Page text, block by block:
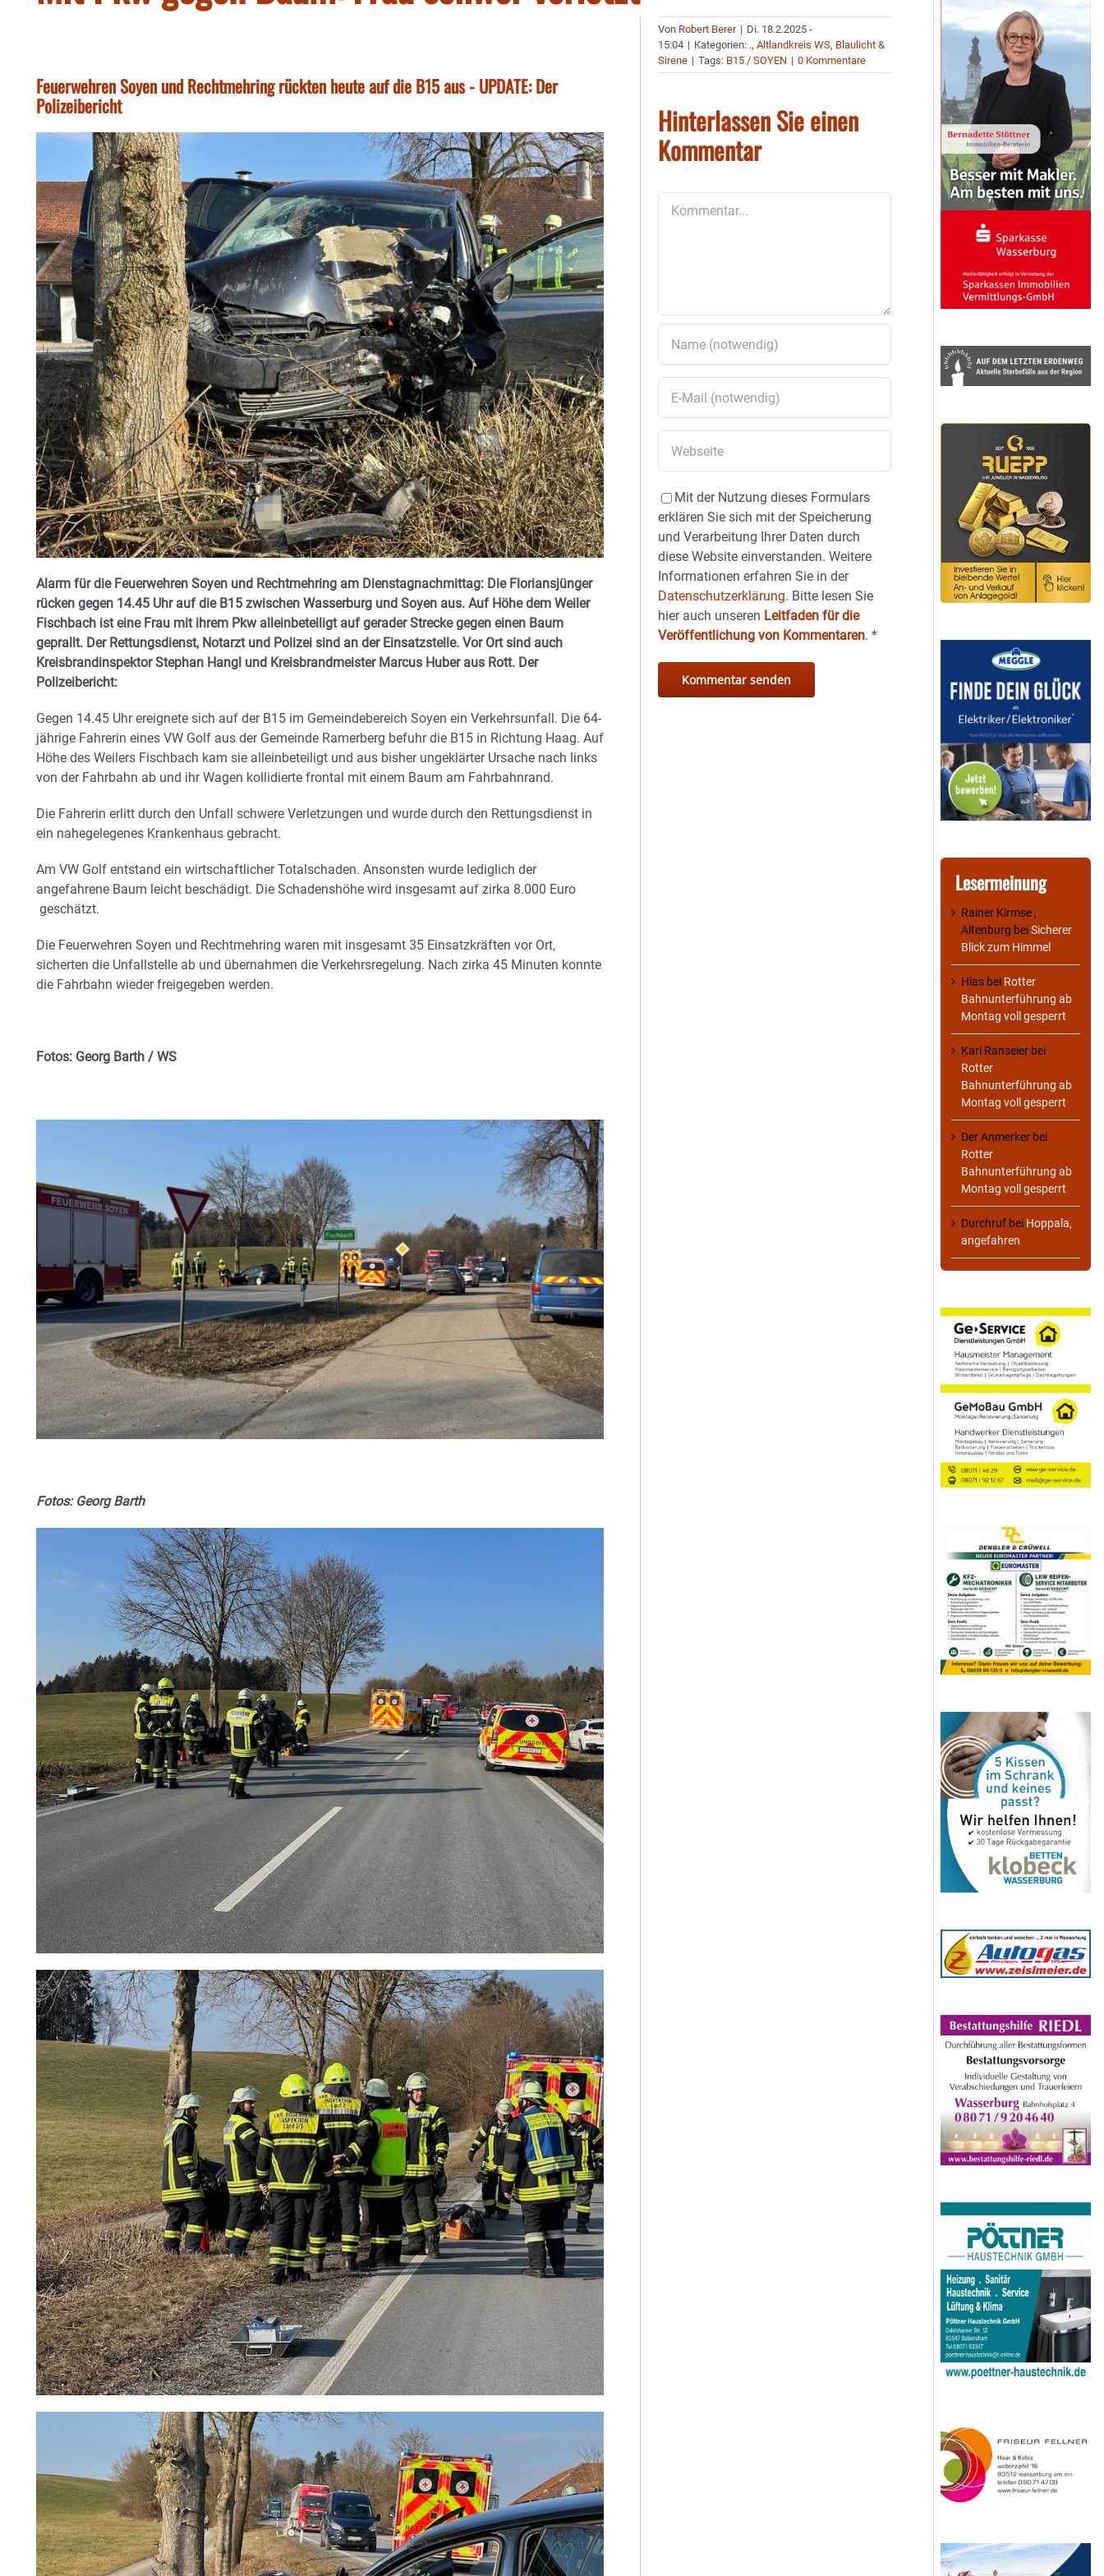
Feuerwehren Soyen und Rechtmehring rückten heute auf die B15 aus - UPDATE: Der
Polizeibericht
Alarm für die Feuerwehren Soyen und Rechtmehring am Dienstagnachmittag: Die Floriansjünger
rücken gegen 14.45 Uhr auf die B15 zwischen Wasserburg und Soyen aus. Auf Höhe dem Weiler
Fischbach ist eine Frau mit ihrem Pkw alleinbeteiligt auf gerader Strecke gegen einen Baum
geprallt. Der Rettungsdienst, Notarzt und Polizei sind an der Einsatzstelle. Vor Ort sind auch
Kreisbrandinspektor Stephan Hangl und Kreisbrandmeister Marcus Huber aus Rott. Der
Polizeibericht:
Gegen 14.45 Uhr ereignete sich auf der B15 im Gemeindebereich Soyen ein Verkehrsunfall. Die 64-
jährige Fahrerin eines VW Golf aus der Gemeinde Ramerberg befuhr die B15 in Richtung Haag. Auf
Höhe des Weilers Fischbach kam sie alleinbeteiligt und aus bisher ungeklärter Ursache nach links
von der Fahrbahn ab und ihr Wagen kollidierte frontal mit einem Baum am Fahrbahnrand.
Die Fahrerin erlitt durch den Unfall schwere Verletzungen und wurde durch den Rettungsdienst in
ein nahegelegenes Krankenhaus gebracht.
Am VW Golf entstand ein wirtschaftlicher Totalschaden. Ansonsten wurde lediglich der
angefahrene Baum leicht beschädigt. Die Schadenshöhe wird insgesamt auf zirka 8.000 Euro
geschätzt.
Die Feuerwehren Soyen und Rechtmehring waren mit insgesamt 35 Einsatzkräften vor Ort,
sicherten die Unfallstelle ab und übernahmen die Verkehrsregelung. Nach zirka 45 Minuten konnte
die Fahrbahn wieder freigegeben werden.
Fotos: Georg Barth / WS
Fotos: Georg Barth
Von Robert Berer | Di. 18.2.2025 -
15:04 | Kategorien: .,Altlandkreis WS, Blaulicht &
Sirene | Tags: B15 / SOYEN | 0 Kommentare
Hinterlassen Sie einen
Kommentar
Mit der Nutzung dieses Formulars
erklären Sie sich mit der Speicherung
und Verarbeitung Ihrer Daten durch
diese Website einverstanden. Weitere
Informationen erfahren Sie in der
Datenschutzerklärung. Bitte lesen Sie
hier auch unseren Leitfaden für die
Veröffentlichung von Kommentaren.*
Lesermeinung
Rainer Kirmse ,
Altenburg beiSicherer
Blick zum Himmel
Hias bei Rotter
Bahnunterführung ab
Montag voll gesperrt
Karl Ranseier bei
Rotter
Bahnunterführung ab
Montag voll gesperrt
Der Anmerker bei
Rotter
Bahnunterführung ab
Montag voll gesperrt
Durchruf bei Hoppala,
angefahren